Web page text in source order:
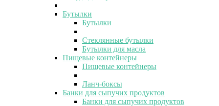
Бутылки
Бутылки
Стеклянные бутылки
Бутылки для масла
Пищевые контейнеры
Пищевые контейнеры
Ланч-боксы
Банки для сыпучих продуктов
Банки для сыпучих продуктов